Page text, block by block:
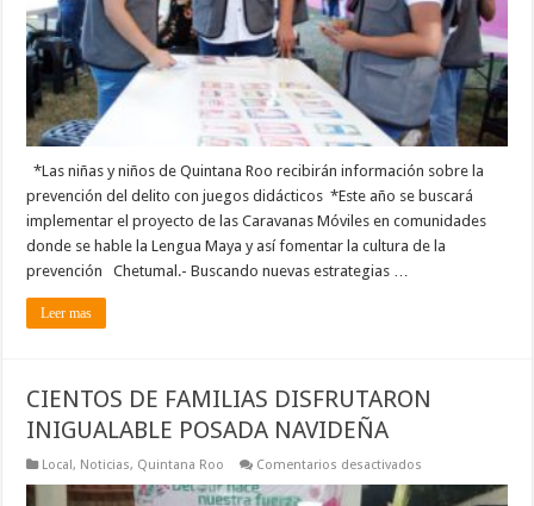
cultura
de
la
prevención
entre
la
niñez:
Adrián
Martínez
Ortega
*Las niñas y niños de Quintana Roo recibirán información sobre la
prevención del delito con juegos didácticos *Este año se buscará
implementar el proyecto de las Caravanas Móviles en comunidades
donde se hable la Lengua Maya y así fomentar la cultura de la
prevención Chetumal.- Buscando nuevas estrategias …
Leer mas
CIENTOS DE FAMILIAS DISFRUTARON
INIGUALABLE POSADA NAVIDEÑA
Local, Noticias, Quintana Roo Comentarios desactivados
DE